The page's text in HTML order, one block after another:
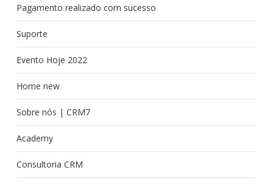
Pagamento realizado com sucesso
Suporte
Evento Hoje 2022
Home new
Sobre nós | CRM7
Academy
Consultoria CRM